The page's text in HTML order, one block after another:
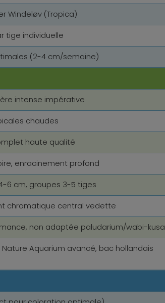
Windeløv (Tropica)
tige individuelle
(2-4 cm/semaine)
intense impérative
chaudes
haute qualité
enracinement profond
6 cm, groupes 3-5 tiges
chromatique central vedette
non adaptée paludarium/wabi-kusa
Aquarium avancé, bac hollandais